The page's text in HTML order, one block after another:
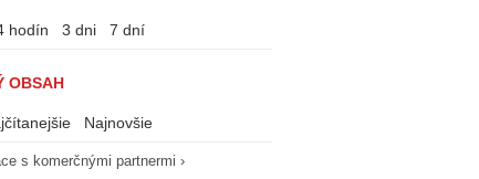
hodín 3 dni 7 dní
OBSAH
Najnovšie
s komerčnými partnermi ›